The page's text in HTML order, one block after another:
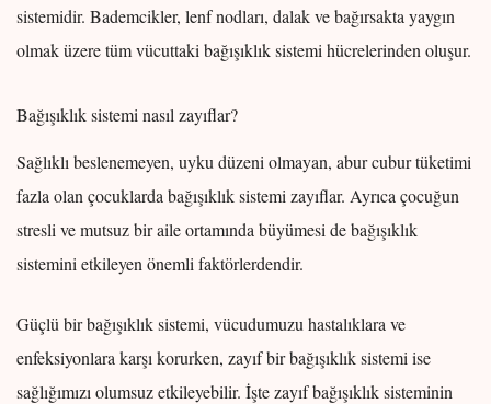
sistemidir. Bademcikler, lenf nodları, dalak ve bağırsakta yaygın
olmak üzere tüm vücuttaki bağışıklık sistemi hücrelerinden oluşur.
Bağışıklık sistemi nasıl zayıflar?
Sağlıklı beslenemeyen, uyku düzeni olmayan, abur cubur tüketimi
fazla olan çocuklarda bağışıklık sistemi zayıflar. Ayrıca çocuğun
stresli ve mutsuz bir aile ortamında büyümesi de bağışıklık
sistemini etkileyen önemli faktörlerdendir.
Güçlü bir bağışıklık sistemi, vücudumuzu hastalıklara ve
enfeksiyonlara karşı korurken, zayıf bir bağışıklık sistemi ise
sağlığımızı olumsuz etkileyebilir. İşte zayıf bağışıklık sisteminin